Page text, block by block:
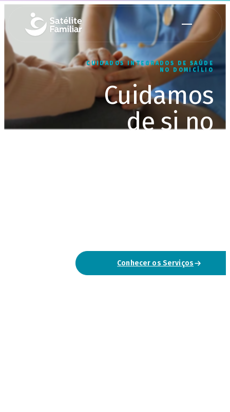
CUIDADOS INTEGRADOS DE SAÚDE
NO DOMICÍLIO
Cuidamos
de si no
Conhecer os Serviços